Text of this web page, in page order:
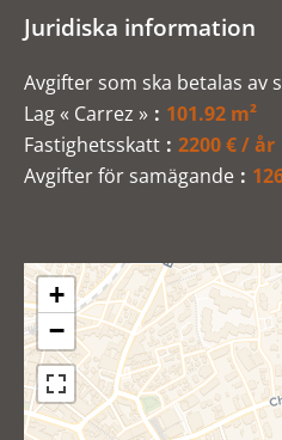
Juridiska information
Avgifter som ska betalas av
Lag « Carrez »
101.92 m²
Fastighetsskatt
2200 € / år
Avgifter för samägande
+
−